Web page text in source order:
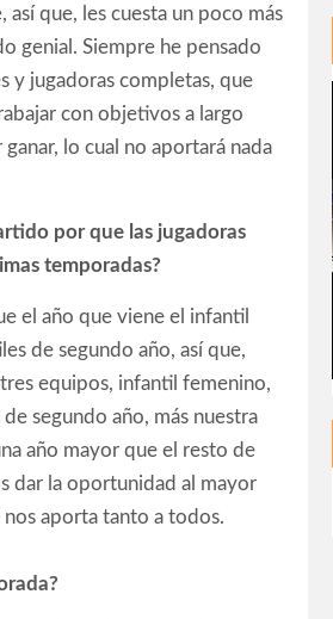
que, les cuesta un poco más
genial. Siempre he pensado
y jugadoras completas, que
con objetivos a largo
lo cual no aportará nada
por que las jugadoras
temporadas?
el año que viene el infantil
de segundo año, así que,
equipos, infantil femenino,
segundo año, más nuestra
año mayor que el resto de
dar la oportunidad al mayor
aporta tanto a todos.